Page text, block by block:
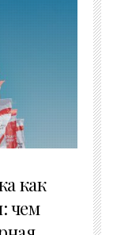
как
чем